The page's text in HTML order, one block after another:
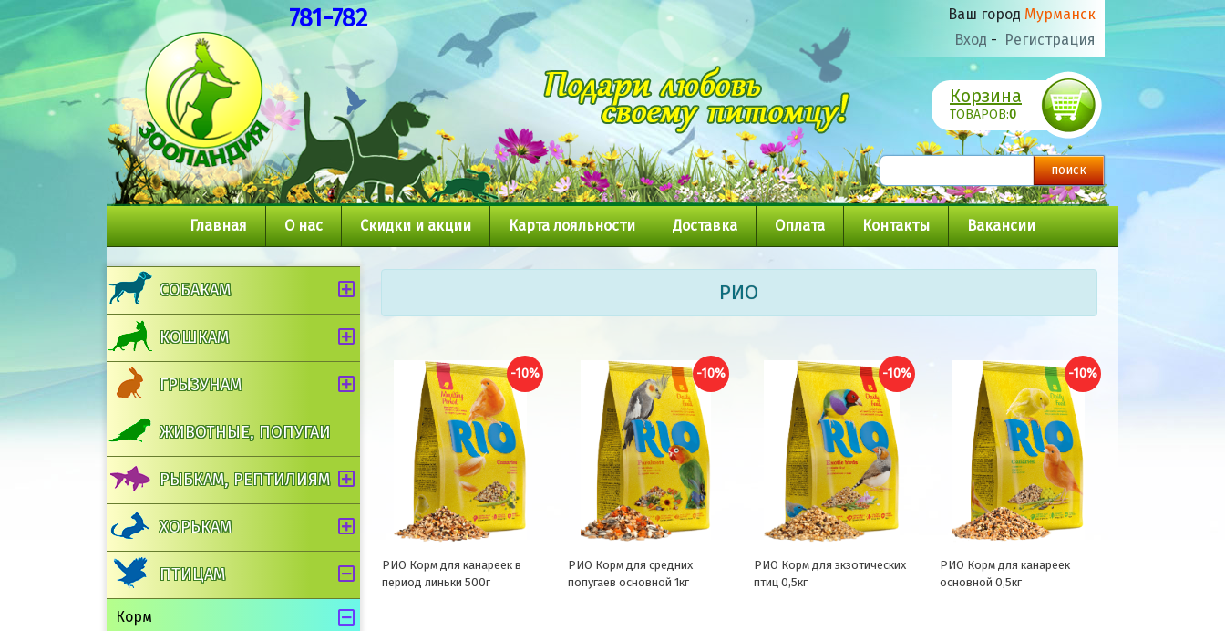
781-782 Ваш город Мурманск
Вход - Регистрация
Корзина
ТОВАРОВ:0
Главная О нас Скидки и акции Карта лояльности Доставка Оплата Контакты Вакансии
СОБАКАМ
КОШКАМ
ГРЫЗУНАМ
ЖИВОТНЫЕ, ПОПУГАИ
РЫБКАМ, РЕПТИЛИЯМ
ХОРЬКАМ
ПТИЦАМ
Корм
РИО
-10%
РИО Корм для канареек в
период линьки 500г
-10%
РИО Корм для средних
попугаев основной 1кг
-10%
РИО Корм для экзотических
птиц 0,5кг
-10%
РИО Корм для канареек
основной 0,5кг